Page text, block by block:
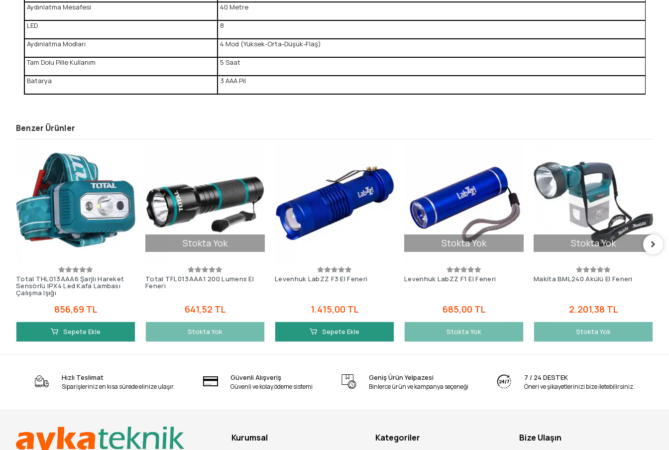
Aydınlatma Mesafesi 40 Metre
LED 8
Aydınlatma Modları 4 Mod (Yüksek-Orta-Düşük-Flaş)
Tam Dolu Pille Kullanım 5 Saat
Batarya 3 AAA Pil
Benzer Ürünler
Total THL013AAA6 Şarjlı Hareket
Sensörlü IPX4 Led Kafa Lambası
Çalışma Işığı
856,69 TL
Sepete Ekle
Stokta Yok
Total TFL013AAA1 200 Lumens El
Feneri
641,52 TL
Stokta Yok
Levenhuk LabZZ F3 El Feneri
1.415,00 TL
Sepete Ekle
Stokta Yok
Levenhuk LabZZ F1 El Feneri
685,00 TL
Stokta Yok
Stokta Yok
Makita BML240 Akülü El Feneri
2.201,38 TL
Stokta Yok
Hızlı Teslimat
Siparişleriniz en kısa sürede elinize ulaşır.
Güvenli Alışveriş
Güvenli ve kolay ödeme sistemi
Geniş Ürün Yelpazesi
Binlerce ürün ve kampanya seçeneği
7 / 24 DESTEK
Öneri ve şikayetlerinizi bize iletebilirsiniz.
Kurumsal Kategoriler Bize Ulaşın